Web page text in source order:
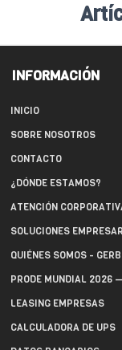
INFORMACIÓN
INICIO
SOBRE NOSOTROS
CONTACTO
¿DÓNDE ESTAMOS?
ATENCIÓN
SOLUCIONES
QUIÉNES SOMOS -
PRODE MUNDIAL 2026
LEASING EMPRESAS
CALCULADORA DE UPS